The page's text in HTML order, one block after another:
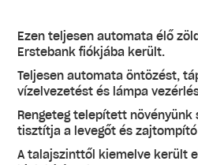
Ezen teljesen automata élő
Erstebank fiókjába került.
Teljesen automata öntözést,
vízelvezetést és lámpa
Rengeteg telepített növényünk
tisztítja a levegőt és
A talajszinttől kiemelve került